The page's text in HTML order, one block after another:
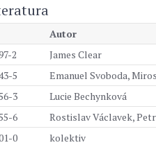
Autor
2
James Clear
5
Emanuel Svoboda,
3
Lucie Bechynková
6
Rostislav Václavek,
0
kolektiv